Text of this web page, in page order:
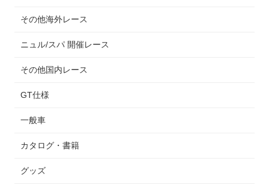
その他海外レース
ニュル/スパ 開催レース
その他国内レース
GT仕様
一般車
カタログ・書籍
グッズ